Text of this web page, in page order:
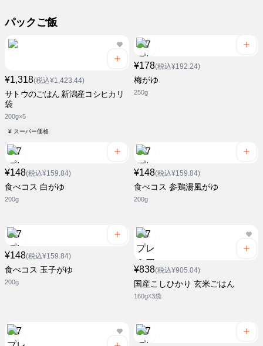
パックご飯
¥1,318(税込¥1,423.44)
サトウのごはん 新潟産コシヒカリ
袋
200g×5
¥ スーパー価格
¥178(税込¥192.24)
梅がゆ
250g
¥148(税込¥159.84)
食べコス 白がゆ
200g
¥148(税込¥159.84)
食べコス 参鶏湯風がゆ
200g
¥148(税込¥159.84)
食べコス 玉子がゆ
200g
¥838(税込¥905.04)
国産こしひかり 玄米ごはん
160g☓3袋